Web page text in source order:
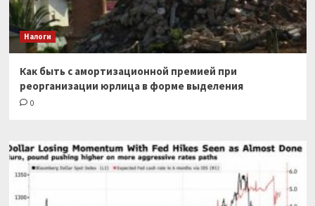
Налоги
Как быть с амортизационной премией при
реорганизации юрлица в форме выделения
0